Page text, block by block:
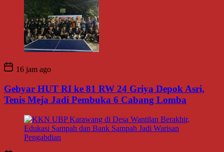
16 jam ago
Gebyar HUT RI ke 81 RW 24 Griya Depok Asri,
Tenis Meja Jadi Pembuka 6 Cabang Lomba